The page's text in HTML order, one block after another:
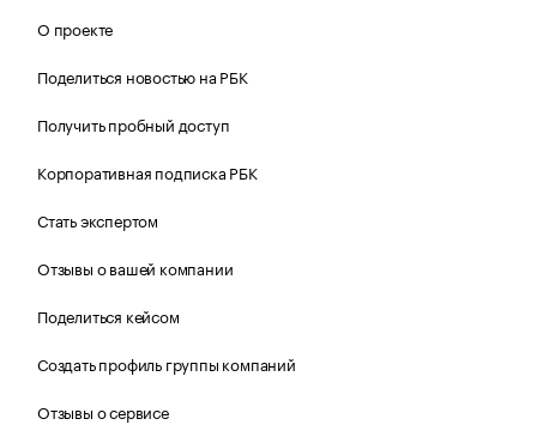
О проекте
Поделиться новостью на РБК
Получить пробный доступ
Корпоративная подписка РБК
Стать экспертом
Отзывы о вашей компании
Поделиться кейсом
Создать профиль группы компаний
Отзывы о сервисе